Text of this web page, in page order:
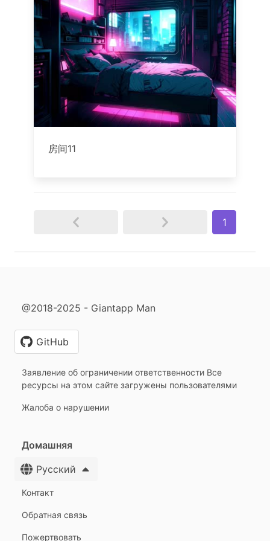
房间11
1
@2018-2025 - Giantapp Man
GitHub
Заявление об ограничении ответственности Все
ресурсы на этом сайте загружены пользователями
Жалоба о нарушении
Домашняя
Русский
Контакт
Обратная связь
Пожертвовать